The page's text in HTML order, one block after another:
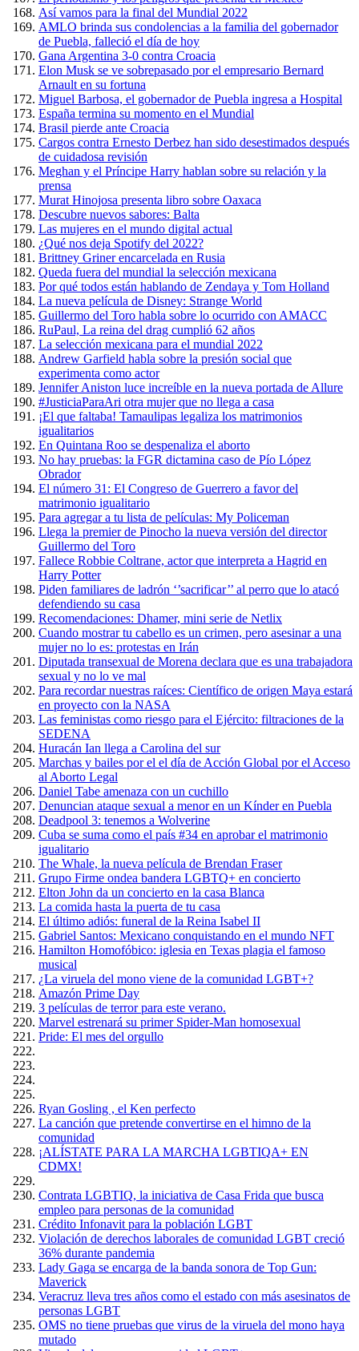
Así vamos para la final del Mundial 2022
AMLO brinda sus condolencias a la familia del gobernador
de Puebla, falleció el día de hoy
Gana Argentina 3-0 contra Croacia
Elon Musk se ve sobrepasado por el empresario Bernard
Arnault en su fortuna
Miguel Barbosa, el gobernador de Puebla ingresa a Hospital
España termina su momento en el Mundial
Brasil pierde ante Croacia
Cargos contra Ernesto Derbez han sido desestimados después
de cuidadosa revisión
Meghan y el Príncipe Harry hablan sobre su relación y la
prensa
Murat Hinojosa presenta libro sobre Oaxaca
Descubre nuevos sabores: Balta
Las mujeres en el mundo digital actual
¿Qué nos deja Spotify del 2022?
Brittney Griner encarcelada en Rusia
Queda fuera del mundial la selección mexicana
Por qué todos están hablando de Zendaya y Tom Holland
La nueva película de Disney: Strange World
Guillermo del Toro habla sobre lo ocurrido con AMACC
RuPaul, La reina del drag cumplió 62 años
La selección mexicana para el mundial 2022
Andrew Garfield habla sobre la presión social que
experimenta como actor
Jennifer Aniston luce increíble en la nueva portada de Allure
#JusticiaParaAri otra mujer que no llega a casa
¡El que faltaba! Tamaulipas legaliza los matrimonios
igualitarios
En Quintana Roo se despenaliza el aborto
No hay pruebas: la FGR dictamina caso de Pío López
Obrador
El número 31: El Congreso de Guerrero a favor del
matrimonio igualitario
Para agregar a tu lista de películas: My Policeman
Llega la premier de Pinocho la nueva versión del director
Guillermo del Toro
Fallece Robbie Coltrane, actor que interpreta a Hagrid en
Harry Potter
Piden familiares de ladrón ‘’sacrificar’’ al perro que lo atacó
defendiendo su casa
Recomendaciones: Dhamer, mini serie de Netlix
Cuando mostrar tu cabello es un crimen, pero asesinar a una
mujer no lo es: protestas en Irán
Diputada transexual de Morena declara que es una trabajadora
sexual y no lo ve mal
Para recordar nuestras raíces: Científico de origen Maya estará
en proyecto con la NASA
Las feministas como riesgo para el Ejército: filtraciones de la
SEDENA
Huracán Ian llega a Carolina del sur
Marchas y bailes por el el día de Acción Global por el Acceso
al Aborto Legal
Daniel Tabe amenaza con un cuchillo
Denuncian ataque sexual a menor en un Kínder en Puebla
Deadpool 3: tenemos a Wolverine
Cuba se suma como el país #34 en aprobar el matrimonio
igualitario
The Whale, la nueva película de Brendan Fraser
Grupo Firme ondea bandera LGBTQ+ en concierto
Elton John da un concierto en la casa Blanca
La comida hasta la puerta de tu casa
El último adiós: funeral de la Reina Isabel II
Gabriel Santos: Mexicano conquistando en el mundo NFT
Hamilton Homofóbico: iglesia en Texas plagia el famoso
musical
¿La viruela del mono viene de la comunidad LGBT+?
Amazón Prime Day
3 películas de terror para este verano.
Marvel estrenará su primer Spider-Man homosexual
Pride: El mes del orgullo
Ryan Gosling , el Ken perfecto
La canción que pretende convertirse en el himno de la
comunidad
¡ALÍSTATE PARA LA MARCHA LGBTIQA+ EN
CDMX!
Contrata LGBTIQ, la iniciativa de Casa Frida que busca
empleo para personas de la comunidad
Crédito Infonavit para la población LGBT
Violación de derechos laborales de comunidad LGBT creció
36% durante pandemia
Lady Gaga se encarga de la banda sonora de Top Gun:
Maverick
Veracruz lleva tres años como el estado con más asesinatos de
personas LGBT
OMS no tiene pruebas que virus de la viruela del mono haya
mutado